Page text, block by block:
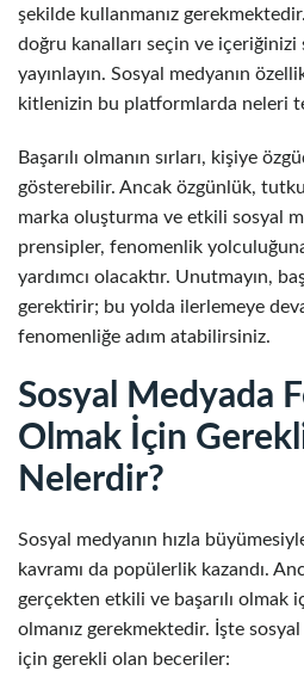
şekilde kullanmanız
doğru kanalları seçin ve
yayınlayın. Sosyal medyanın
kitlenizin bu platformlarda neleri
Başarılı olmanın sırları, kişiye
gösterebilir. Ancak özgünlük,
marka oluşturma ve etkili sosyal
prensipler, fenomenlik yolculuğuna
yardımcı olacaktır. Unutmayın,
gerektirir; bu yolda ilerlemeye
fenomenliğe adım atabilirsiniz.
Sosyal Medyada
Olmak İçin
Nelerdir?
Sosyal medyanın hızla
kavramı da popülerlik kazandı.
gerçekten etkili ve başarılı olmak
olmanız gerekmektedir. İşte
için gerekli olan beceriler: